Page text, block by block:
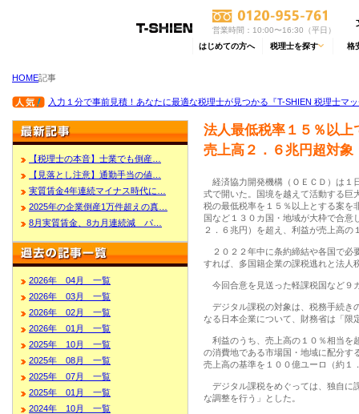
営業時間：10:00〜16:30（平日）
はじめての方へ 税理士を探す 格
HOME記事
入力１分で事前見積！あなたに最適な税理士が見つかる『T-SHIEN 税理士マ
【税理士の本音】士業でも倒産…
【見落とし注意】通勤手当の値…
実質賃金4年連続マイナス時代に…
2025年の企業倒産1万件超えの真…
8月実質賃金、8カ月連続減 パ…
2026年 04月 一覧
2026年 03月 一覧
2026年 02月 一覧
2026年 01月 一覧
2025年 10月 一覧
2025年 08月 一覧
2025年 07月 一覧
2025年 01月 一覧
2024年 10月 一覧
法人最低税率１５％以
売上高２．６兆円超対象
経済協力開発機構（ＯＥＣＤ）は１
式で開いた。国境を越えて活動する巨
税の最低税率を１５％以上とする案を
国など１３０カ国・地域が大枠で合
２．６兆円）を超え、利益が売上高の
２０２２年中に条約締結や各国で必
すれば、多国籍企業の課税逃れと法人
今回合意を見送った軽課税国など９
デジタル課税の対象は、税務手続き
なる日本企業について、財務省は「限
利益のうち、売上高の１０％相当を
の消費地である市場国・地域に配分す
売上高の基準を１００億ユーロ（約１
デジタル課税をめぐっては、独自に
な調整を行う」とした。